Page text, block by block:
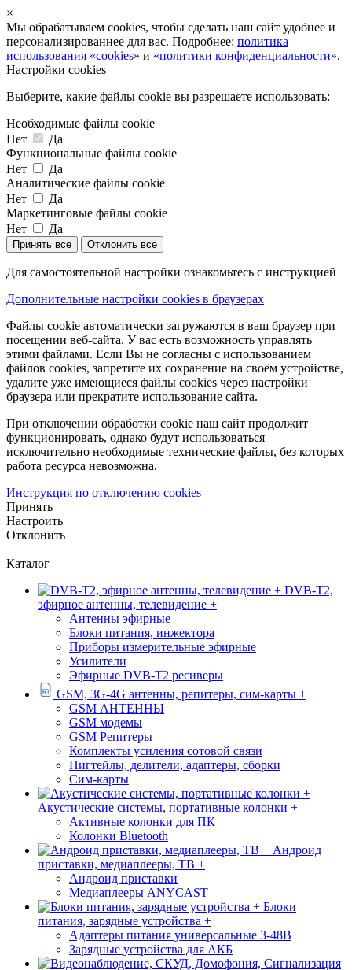
×
Мы обрабатываем cookies, чтобы сделать наш сайт удобнее и
персонализированнее для вас. Подробнее: политика
использования «cookies» и «политики конфиденциальности».
Настройки cookies
Выберите, какие файлы cookie вы разрешаете использовать:
Необходимые файлы cookie
Нет
Да
Функциональные файлы cookie
Нет
Да
Аналитические файлы cookie
Нет
Да
Маркетинговые файлы cookie
Нет
Да
Принять все Отклонить все
Для самостоятельной настройки ознакомьтесь с инструкцией
Дополнительные настройки cookies в браузерах
Файлы cookie автоматически загружаются в ваш браузер при
посещении веб-сайта. У вас есть возможность управлять
этими файлами. Если Вы не согласны с использованием
файлов cookies, запретите их сохранение на своём устройстве,
удалите уже имеющиеся файлы cookies через настройки
браузера или прекратите использование сайта.
При отключении обработки cookie наш сайт продолжит
функционировать, однако будут использоваться
исключительно необходимые технические файлы, без которых
работа ресурса невозможна.
Инструкция по отключению cookies
Принять
Настроить
Отклонить
Каталог
DVB-T2,
эфирное антенны, телевидение +
Антенны эфирные
Блоки питания, инжектора
Приборы измерительные эфирные
Усилители
Эфирные DVB-T2 ресиверы
GSM, 3G-4G антенны, репитеры, сим-карты +
GSM АНТЕННЫ
GSM модемы
GSM Репитеры
Комплекты усиления сотовой связи
Пигтейлы, делители, адаптеры, сборки
Сим-карты
Акустические системы, портативные колонки +
Активные колонки для ПК
Колонки Bluetooth
Андроид
приставки, медиаплееры, ТВ +
Андроид приставки
Медиаплееры ANYCAST
Блоки
питания, зарядные устройства +
Адаптеры питания универсальные 3-48В
Зарядные устройства для АКБ